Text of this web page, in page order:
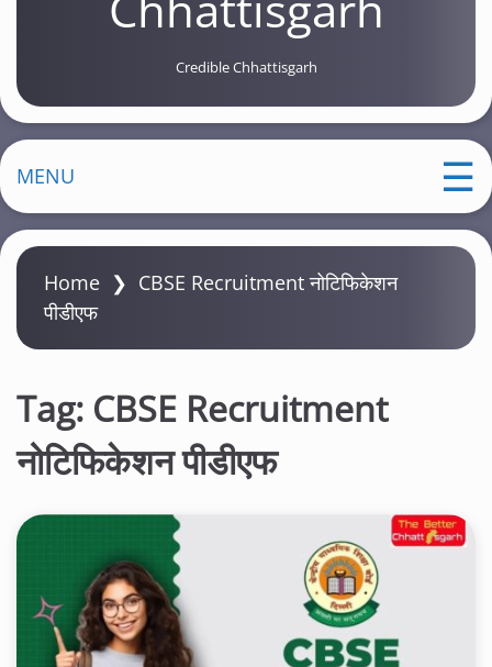
Credible Chhattisgarh
MENU
Home ❯ CBSE Recruitment नोटिफिकेशन
पीडीएफ
Tag: CBSE Recruitment
नोटिफिकेशन पीडीएफ